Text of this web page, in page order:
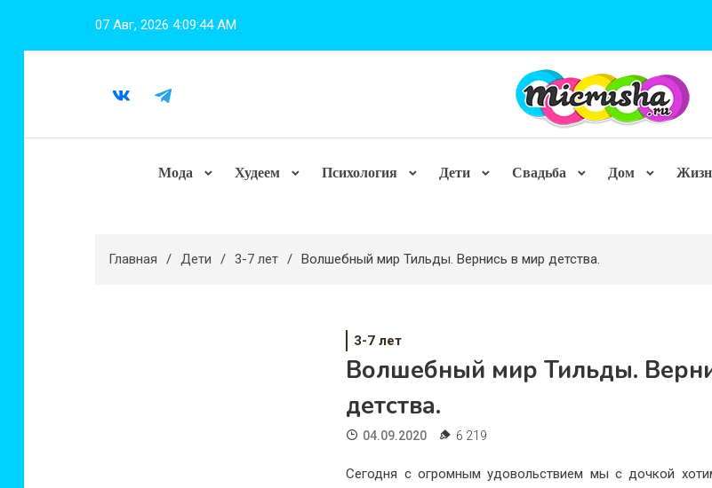
07 Авг, 2026 4:09:46 AM
Мода Худеем Психология Дети Свадьба Дом
Главная Дети 3-7 лет Волшебный мир Тильды. Вернись в мир детства.
3-7 лет
Волшебный мир Тильды.
детства.
04.09.2020 6 219
Сегодня с огромным удовольствием мы с дочкой